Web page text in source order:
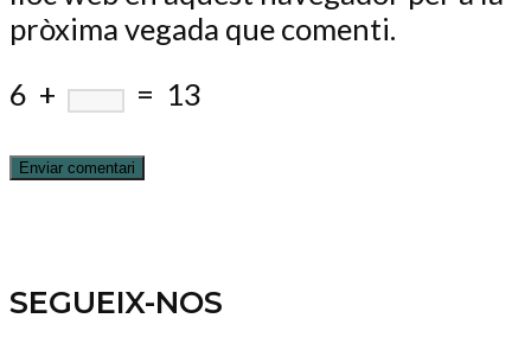
pròxima vegada que comenti.
6 + = 13
SEGUEIX-NOS